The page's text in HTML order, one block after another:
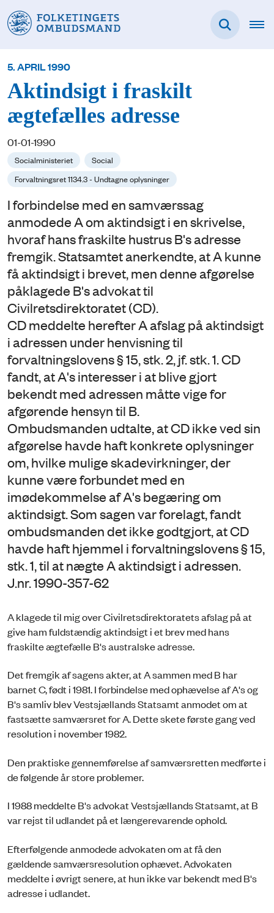
5. APRIL 1990
Aktindsigt i fraskilt
ægtefælles adresse
01-01-1990
Socialministeriet
Social
Forvaltningsret 1134.3 - Undtagne oplysninger
I forbindelse med en samværssag
anmodede A om aktindsigt i en skrivelse,
hvoraf hans fraskilte hustrus B's adresse
fremgik. Statsamtet anerkendte, at A kunne
få aktindsigt i brevet, men denne afgørelse
påklagede B's advokat til
Civilretsdirektoratet (CD).
CD meddelte herefter A afslag på aktindsigt
i adressen under henvisning til
forvaltningslovens § 15, stk. 2, jf. stk. 1. CD
fandt, at A's interesser i at blive gjort
bekendt med adressen måtte vige for
afgørende hensyn til B.
Ombudsmanden udtalte, at CD ikke ved sin
afgørelse havde haft konkrete oplysninger
om, hvilke mulige skadevirkninger, der
kunne være forbundet med en
imødekommelse af A's begæring om
aktindsigt. Som sagen var forelagt, fandt
ombudsmanden det ikke godtgjort, at CD
havde haft hjemmel i forvaltningslovens § 15,
stk. 1, til at nægte A aktindsigt i adressen.
J.nr. 1990-357-62
A klagede til mig over Civilretsdirektoratets afslag på at
give ham fuldstændig aktindsigt i et brev med hans
fraskilte ægtefælle B's australske adresse.
Det fremgik af sagens akter, at A sammen med B har
barnet C, født i 1981. I forbindelse med ophævelse af A's og
B's samliv blev Vestsjællands Statsamt anmodet om at
fastsætte samværsret for A. Dette skete første gang ved
resolution i november 1982.
Den praktiske gennemførelse af samværsretten medførte i
de følgende år store problemer.
I 1988 meddelte B's advokat Vestsjællands Statsamt, at B
var rejst til udlandet på et længerevarende ophold.
Efterfølgende anmodede advokaten om at få den
gældende samværsresolution ophævet. Advokaten
meddelte i øvrigt senere, at hun ikke var bekendt med B's
adresse i udlandet.